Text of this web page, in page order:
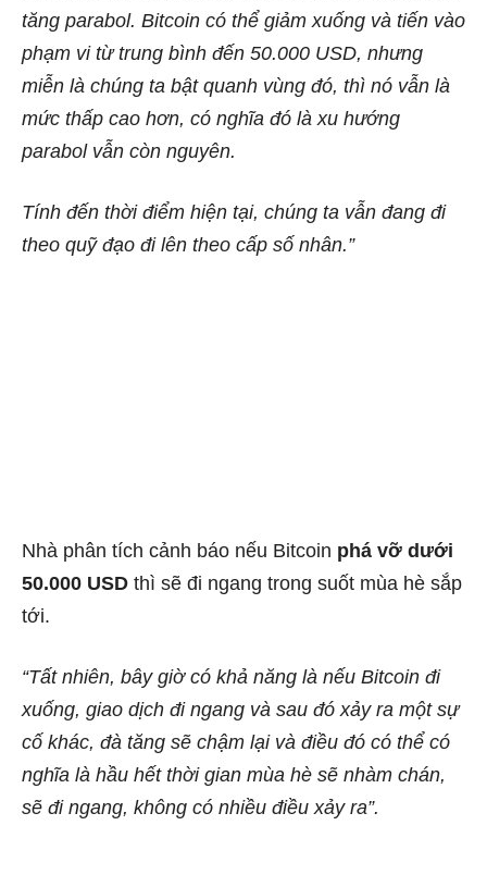
tăng parabol. Bitcoin có thể giảm xuống và tiến vào
phạm vi từ trung bình đến 50.000 USD, nhưng
miễn là chúng ta bật quanh vùng đó, thì nó vẫn là
mức thấp cao hơn, có nghĩa đó là xu hướng
parabol vẫn còn nguyên.
Tính đến thời điểm hiện tại, chúng ta vẫn đang đi
theo quỹ đạo đi lên theo cấp số nhân.”
Nhà phân tích cảnh báo nếu Bitcoin phá vỡ dưới
50.000 USD thì sẽ đi ngang trong suốt mùa hè sắp
tới.
“Tất nhiên, bây giờ có khả năng là nếu Bitcoin đi
xuống, giao dịch đi ngang và sau đó xảy ra một sự
cố khác, đà tăng sẽ chậm lại và điều đó có thể có
nghĩa là hầu hết thời gian mùa hè sẽ nhàm chán,
sẽ đi ngang, không có nhiều điều xảy ra”.